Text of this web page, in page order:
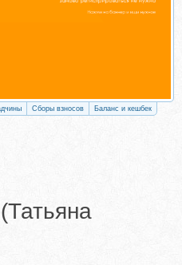
Сборы взносов Баланс и кешбек